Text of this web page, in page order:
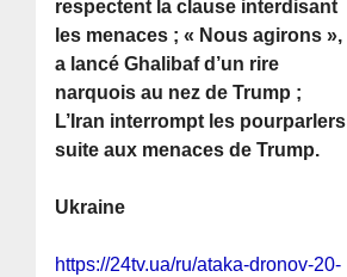
respectent la clause interdisant
les menaces ; « Nous agirons »,
a lancé Ghalibaf d’un rire
narquois au nez de Trump ;
L’Iran interrompt les pourparlers
suite aux menaces de Trump.
Ukraine
https://24tv.ua/ru/ataka-dronov-20-